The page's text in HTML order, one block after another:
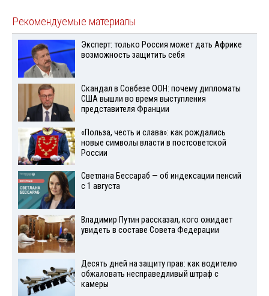
Рекомендуемые материалы
Эксперт: только Россия может дать Африке
возможность защитить себя
Скандал в Совбезе ООН: почему дипломаты
США вышли во время выступления
представителя Франции
«Польза, честь и слава»: как рождались
новые символы власти в постсоветской
России
Светлана Бессараб — об индексации пенсий
с 1 августа
Владимир Путин рассказал, кого ожидает
увидеть в составе Совета Федерации
Десять дней на защиту прав: как водителю
обжаловать несправедливый штраф с
камеры